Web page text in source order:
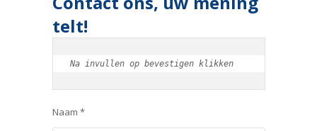
telt!
Na invullen op bevestigen klikken
Naam *